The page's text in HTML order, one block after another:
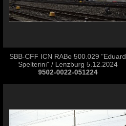
SBB-CFF ICN RABe 500.029 "Eduard
Spelterini" / Lenzburg 5.12.2024
9502-0022-051224